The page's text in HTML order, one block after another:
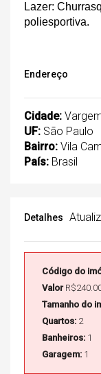
Lazer:
poliesportiva.
Endereço
Cidade:
UF: São Paulo
Bairro: Vila
País: Brasil
Detalhes
Código do
Valor
Tamanho do
Quartos: 2
Banheiros: 1
Garagem: 1